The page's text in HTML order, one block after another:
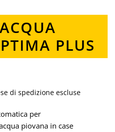
PLUS
di spedizione escluse
per
piovana in case